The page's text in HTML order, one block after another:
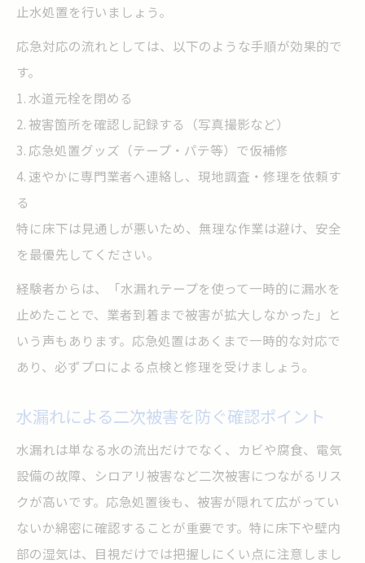
止水処置を行いましょう。
応急対応の流れとしては、以下のような手順が効果的で
す。
1. 水道元栓を閉める
2. 被害箇所を確認し記録する（写真撮影など）
3. 応急処置グッズ（テープ・パテ等）で仮補修
4. 速やかに専門業者へ連絡し、現地調査・修理を依頼す
る
特に床下は見通しが悪いため、無理な作業は避け、安全
を最優先してください。
経験者からは、「水漏れテープを使って一時的に漏水を
止めたことで、業者到着まで被害が拡大しなかった」と
いう声もあります。応急処置はあくまで一時的な対応で
あり、必ずプロによる点検と修理を受けましょう。
水漏れによる二次被害を防ぐ確認ポイント
水漏れは単なる水の流出だけでなく、カビや腐食、電気
設備の故障、シロアリ被害など二次被害につながるリス
クが高いです。応急処置後も、被害が隠れて広がってい
ないか綿密に確認することが重要です。特に床下や壁内
部の湿気は、目視だけでは把握しにくい点に注意しまし